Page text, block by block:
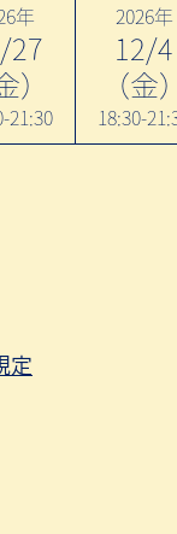
年
27
）
21:30
2026年
12/4
（金）
18:30-
定